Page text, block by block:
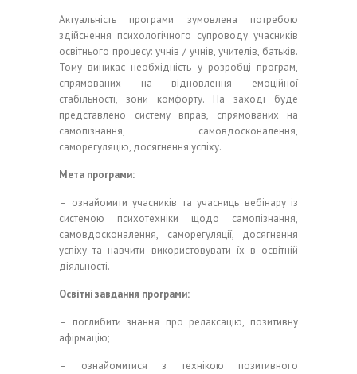
Актуальність програми зумовлена ​​потребою
здійснення психологічного супроводу учасників
освітнього процесу: учнів / учнів, учителів, батьків.
Тому виникає необхідність у розробці програм,
спрямованих на відновлення емоційної
стабільності, зони комфорту. На заході буде
представлено систему вправ, спрямованих на
самопізнання, самовдосконалення,
саморегуляцію, досягнення успіху.
Мета програми:
– ознайомити учасників та учасниць вебінару із
системою психотехніки щодо самопізнання,
самовдосконалення, саморегуляції, досягнення
успіху та навчити використовувати їх в освітній
діяльності.
Освітні завдання програми:
– поглибити знання про релаксацію, позитивну
афірмацію;
– ознайомитися з технікою позитивного